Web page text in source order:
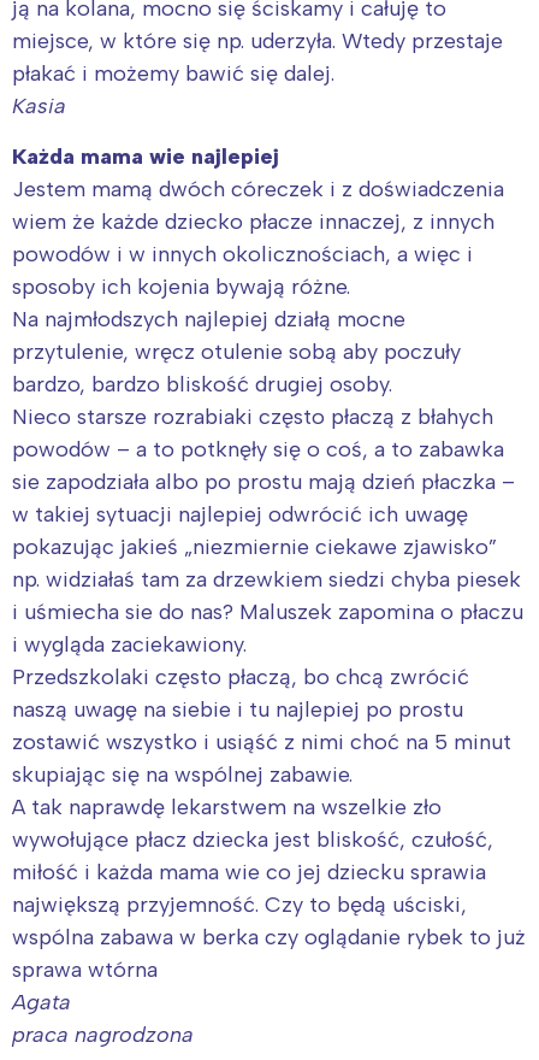
ją na kolana, mocno się ściskamy i całuję to
miejsce, w które się np. uderzyła. Wtedy przestaje
płakać i możemy bawić się dalej.
Kasia
Każda mama wie najlepiej
Jestem mamą dwóch córeczek i z doświadczenia
wiem że każde dziecko płacze innaczej, z innych
powodów i w innych okolicznościach, a więc i
sposoby ich kojenia bywają różne.
Na najmłodszych najlepiej działą mocne
przytulenie, wręcz otulenie sobą aby poczuły
bardzo, bardzo bliskość drugiej osoby.
Nieco starsze rozrabiaki często płaczą z błahych
powodów – a to potknęły się o coś, a to zabawka
sie zapodziała albo po prostu mają dzień płaczka –
w takiej sytuacji najlepiej odwrócić ich uwagę
pokazując jakieś „niezmiernie ciekawe zjawisko”
np. widziałaś tam za drzewkiem siedzi chyba piesek
i uśmiecha sie do nas? Maluszek zapomina o płaczu
i wygląda zaciekawiony.
Przedszkolaki często płaczą, bo chcą zwrócić
naszą uwagę na siebie i tu najlepiej po prostu
zostawić wszystko i usiąść z nimi choć na 5 minut
skupiając się na wspólnej zabawie.
A tak naprawdę lekarstwem na wszelkie zło
wywołujące płacz dziecka jest bliskość, czułość,
miłość i każda mama wie co jej dziecku sprawia
największą przyjemność. Czy to będą uściski,
wspólna zabawa w berka czy oglądanie rybek to już
sprawa wtórna
Agata
praca nagrodzona
Trójmiasto
Poznań
Wrocław
Południe
Północ
Wszystkie
Wybieram